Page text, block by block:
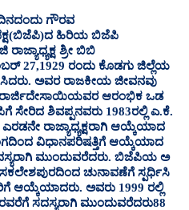
ದಿನದಂದು ಗೌರವ
ಹಿರಿಯ ಬಿಜೆಪಿ
ಶ್ರೀ ಬಿಬಿ
27,1929 ರಂದು ಕೊಡಗು ಜಿಲ್ಲೆಯ
ಅವರ ರಾಜಕೀಯ ಜೀವನವು
ಆರಂಭಿಕ ಒಡ
ಶಿವಪ್ಪನವರು 1983ರಲ್ಲಿ ಎ.ಕೆ.
ರಾಜ್ಯಾಧ್ಯಕ್ಷರಾಗಿ ಆಯ್ಕೆಯಾದ
ವಿಧಾನಪರಿಷತ್ತಿಗೆ ಆಯ್ಕೆಯಾದ
ಮುಂದುವರೆದರು. ಬಿಜೆಪಿಯ ಅ
ಚುನಾವಣೆಗೆ ಸ್ಪರ್ಧಿಸಿ
ಆಯ್ಕೆಯಾದರು. ಅವರು 1999 ರಲ್ಲಿ
ಸದಸ್ಯರಾಗಿ ಮುಂದುವರೆದರು88